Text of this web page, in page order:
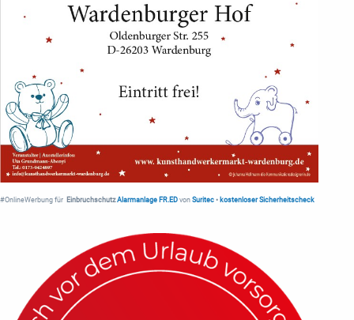
#OnlineWerbung für Einbruchschutz Alarmanlage FR.ED von Suritec • kostenloser Sicherheitscheck